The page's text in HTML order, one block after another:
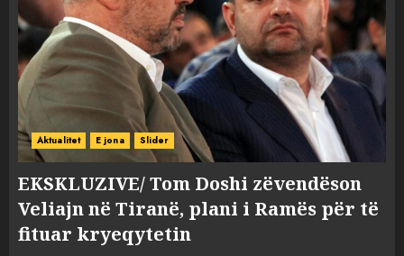
Aktualitet E jona Slider
EKSKLUZIVE/ Tom Doshi zëvendëson
Veliajn në Tiranë, plani i Ramës për të
fituar kryeqytetin